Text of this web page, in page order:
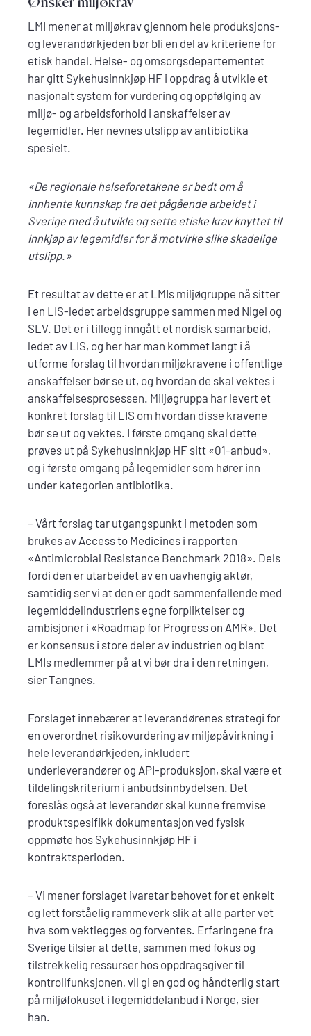
LMI mener at miljøkrav gjennom hele produksjons-
og leverandørkjeden bør bli en del av kriteriene for
etisk handel. Helse- og omsorgsdepartementet
har gitt Sykehusinnkjøp HF i oppdrag å utvikle et
nasjonalt system for vurdering og oppfølging av
miljø- og arbeidsforhold i anskaffelser av
legemidler. Her nevnes utslipp av antibiotika
spesielt.
«De regionale helseforetakene er bedt om å
innhente kunnskap fra det pågående arbeidet i
Sverige med å utvikle og sette etiske krav knyttet til
innkjøp av legemidler for å motvirke slike skadelige
utslipp.»
Et resultat av dette er at LMIs miljøgruppe nå sitter
i en LIS-ledet arbeidsgruppe sammen med Nigel og
SLV. Det er i tillegg inngått et nordisk samarbeid,
ledet av LIS, og her har man kommet langt i å
utforme forslag til hvordan miljøkravene i offentlige
anskaffelser bør se ut, og hvordan de skal vektes i
anskaffelsesprosessen. Miljøgruppa har levert et
konkret forslag til LIS om hvordan disse kravene
bør se ut og vektes. I første omgang skal dette
prøves ut på Sykehusinnkjøp HF sitt «01-anbud»,
og i første omgang på legemidler som hører inn
under kategorien antibiotika.
– Vårt forslag tar utgangspunkt i metoden som
brukes av Access to Medicines i rapporten
«Antimicrobial Resistance Benchmark 2018». Dels
fordi den er utarbeidet av en uavhengig aktør,
samtidig ser vi at den er godt sammenfallende med
legemiddelindustriens egne forpliktelser og
ambisjoner i «Roadmap for Progress on AMR». Det
er konsensus i store deler av industrien og blant
LMIs medlemmer på at vi bør dra i den retningen,
sier Tangnes.
Forslaget innebærer at leverandørenes strategi for
en overordnet risikovurdering av miljøpåvirkning i
hele leverandørkjeden, inkludert
underleverandører og API-produksjon, skal være et
tildelingskriterium i anbudsinnbydelsen. Det
foreslås også at leverandør skal kunne fremvise
produktspesifikk dokumentasjon ved fysisk
oppmøte hos Sykehusinnkjøp HF i
kontraktsperioden.
– Vi mener forslaget ivaretar behovet for et enkelt
og lett forståelig rammeverk slik at alle parter vet
hva som vektlegges og forventes. Erfaringene fra
Sverige tilsier at dette, sammen med fokus og
tilstrekkelig ressurser hos oppdragsgiver til
kontrollfunksjonen, vil gi en god og håndterlig start
på miljøfokuset i legemiddelanbud i Norge, sier
han.